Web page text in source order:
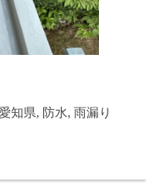
知県, 防水, 雨漏り